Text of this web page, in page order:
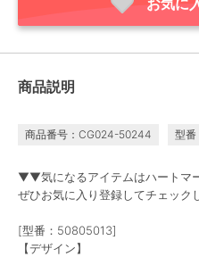
クチュールブローチ
バッグ
40%OFF
クチュー
グ
商品説明
商品番号：CG024-50244 型番
▼▼気になるアイテムはハートマ
ぜひお気に入り登録してチェック
[型番：50805013]
【デザイン】